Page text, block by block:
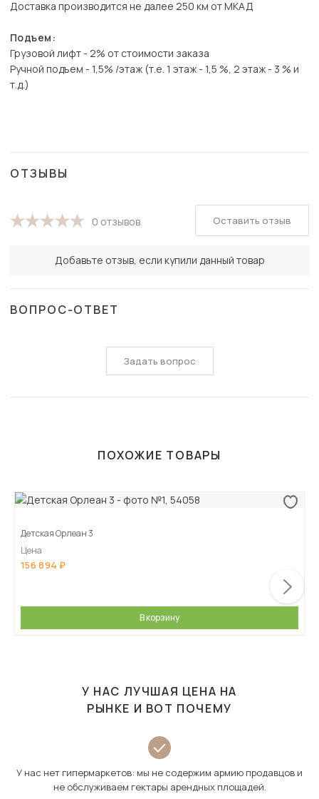
Доставка производится не далее 250 км от МКАД
Подъем:
Грузовой лифт - 2% от стоимости заказа
Ручной подъем - 1,5% /этаж (т.е. 1 этаж - 1,5 %, 2 этаж - 3 % и
т.д.)
ОТЗЫВЫ
0 отзывов
Добавьте отзыв, если купили данный товар
Оставить отзыв
ВОПРОС-ОТВЕТ
Задать вопрос
ПОХОЖИЕ ТОВАРЫ
Детская Орлеан 3
Цена
156 894
В корзину
У НАС ЛУЧШАЯ ЦЕНА НА
РЫНКЕ И ВОТ ПОЧЕМУ
У нас нет гипермаркетов: мы не содержим армию продавцов и
не обслуживаем гектары арендных площадей.